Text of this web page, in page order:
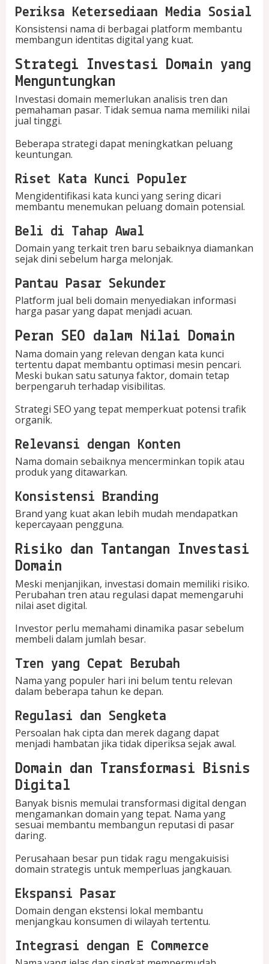
Periksa Ketersediaan Media Sosial
Konsistensi nama di berbagai platform membantu
membangun identitas digital yang kuat.
Strategi Investasi Domain yang
Menguntungkan
Investasi domain memerlukan analisis tren dan
pemahaman pasar. Tidak semua nama memiliki nilai
jual tinggi.
Beberapa strategi dapat meningkatkan peluang
keuntungan.
Riset Kata Kunci Populer
Mengidentifikasi kata kunci yang sering dicari
membantu menemukan peluang domain potensial.
Beli di Tahap Awal
Domain yang terkait tren baru sebaiknya diamankan
sejak dini sebelum harga melonjak.
Pantau Pasar Sekunder
Platform jual beli domain menyediakan informasi
harga pasar yang dapat menjadi acuan.
Peran SEO dalam Nilai Domain
Nama domain yang relevan dengan kata kunci
tertentu dapat membantu optimasi mesin pencari.
Meski bukan satu satunya faktor, domain tetap
berpengaruh terhadap visibilitas.
Strategi SEO yang tepat memperkuat potensi trafik
organik.
Relevansi dengan Konten
Nama domain sebaiknya mencerminkan topik atau
produk yang ditawarkan.
Konsistensi Branding
Brand yang kuat akan lebih mudah mendapatkan
kepercayaan pengguna.
Risiko dan Tantangan Investasi
Domain
Meski menjanjikan, investasi domain memiliki risiko.
Perubahan tren atau regulasi dapat memengaruhi
nilai aset digital.
Investor perlu memahami dinamika pasar sebelum
membeli dalam jumlah besar.
Tren yang Cepat Berubah
Nama yang populer hari ini belum tentu relevan
dalam beberapa tahun ke depan.
Regulasi dan Sengketa
Persoalan hak cipta dan merek dagang dapat
menjadi hambatan jika tidak diperiksa sejak awal.
Domain dan Transformasi Bisnis
Digital
Banyak bisnis memulai transformasi digital dengan
mengamankan domain yang tepat. Nama yang
sesuai membantu membangun reputasi di pasar
daring.
Perusahaan besar pun tidak ragu mengakuisisi
domain strategis untuk memperluas jangkauan.
Ekspansi Pasar
Domain dengan ekstensi lokal membantu
menjangkau konsumen di wilayah tertentu.
Integrasi dengan E Commerce